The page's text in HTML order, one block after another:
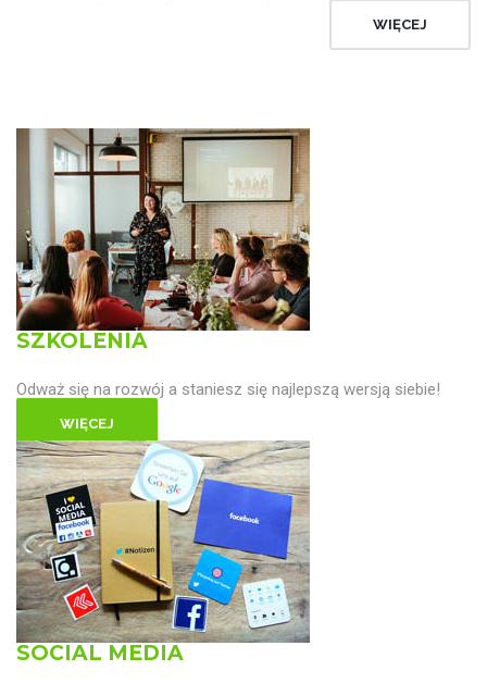
WIĘCEJ
SZKOLENIA
Odważ się na rozwój a staniesz się najlepszą wersją siebie!
WIĘCEJ
SOCIAL MEDIA